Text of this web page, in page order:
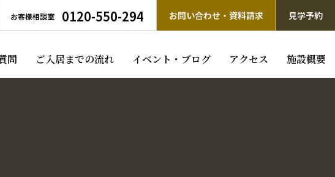
お客様相談室 0120-550-294 お問い合わせ・資料請求 見学予約
問 ご入居までの流れ イベント・ブログ アクセス 施設概要